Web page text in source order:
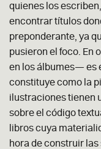
quienes los
encontrar títulos
preponderante, ya
pusieron el foco. En
en los álbumes— es
constituye como la
ilustraciones tienen
sobre el código
libros cuya
hora de construir